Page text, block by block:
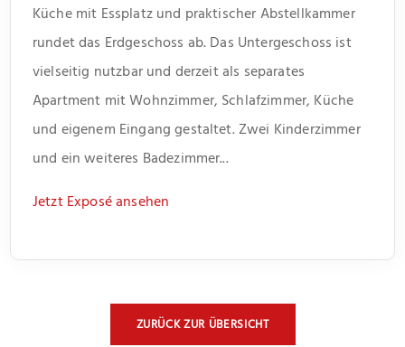
Küche mit Essplatz und praktischer Abstellkammer
rundet das Erdgeschoss ab. Das Untergeschoss ist
vielseitig nutzbar und derzeit als separates
Apartment mit Wohnzimmer, Schlafzimmer, Küche
und eigenem Eingang gestaltet. Zwei Kinderzimmer
und ein weiteres Badezimmer...
Jetzt Exposé ansehen
ZURÜCK ZUR ÜBERSICHT